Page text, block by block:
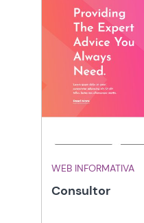
WEB INFORMATIVA
Consultor